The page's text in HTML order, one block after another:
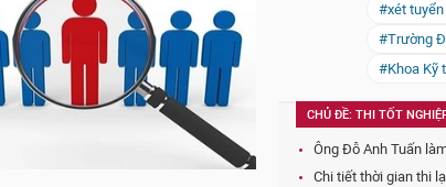
#xét
#Trường
#Khoa Kỹ
CHỦ ĐỀ: THI TỐT
Ông Đỗ Anh Tuấn
Chi tiết thời gian thi